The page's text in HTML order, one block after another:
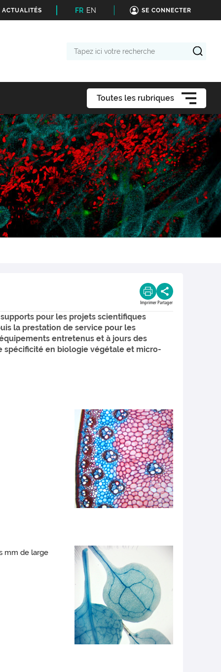
FR EN SE CONNECTER
Toutes les rubriques
Imprimer Partager
pour les projets scientifiques
la prestation de service pour les
entretenus et à jours des
spécificité en biologie végétale et micro-
mm de large